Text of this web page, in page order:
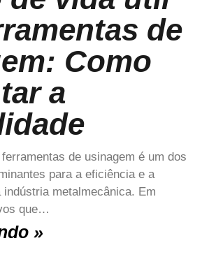
de
Como
a
de usinagem é um dos
para a eficiência e a
metalmecânica. Em
que…
»